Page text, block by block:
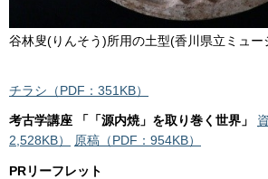
谷林叟(りんそう)所用の土型(香川県立ミュー
チラシ（PDF：351KB）
考古学講座 「「源内焼」を取り巻く世界」
2,528KB）
原稿（PDF：954KB）
PRリーフレット